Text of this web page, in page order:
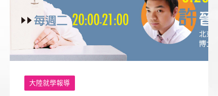
大陸就學報導